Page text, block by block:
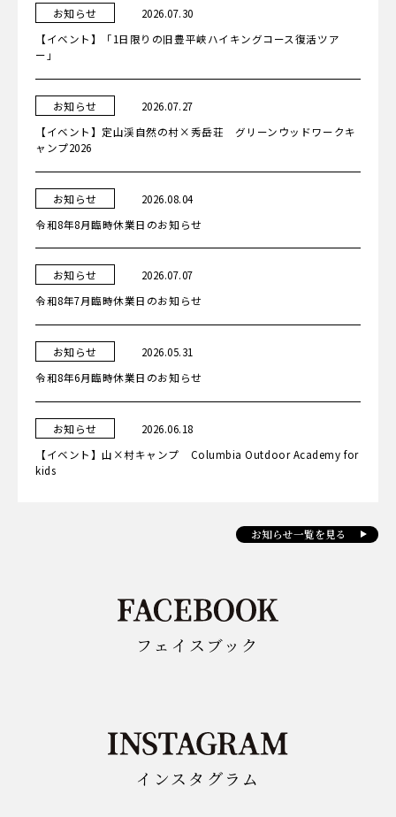
お知らせ
テ
2026.07.30日
【イベント】「1日限りの旧豊平峡ハイキングコース復活ツア
ー」
お知らせ
テ
ゴ
リ
2026.07.27日
【イベント】定山渓自然の村×秀岳荘 グリーンウッドワークキ
ャンプ2026
お知らせ
テ
ゴ
リ
2026.08.04日
令和8年8月臨時休業日のお知らせ
お知らせ
テ
ゴ
リ
2026.07.07日
令和8年7月臨時休業日のお知らせ
お知らせ
テ
ゴ
リ
2026.05.31
令和8年6月臨時休業日のお知らせ
お知らせ
テ
ゴ
リ
2026.06.18日
【イベント】山×村キャンプ Columbia Outdoor Academy for
kids
お知らせ一覧を見る
フェイスブック
インスタグラム